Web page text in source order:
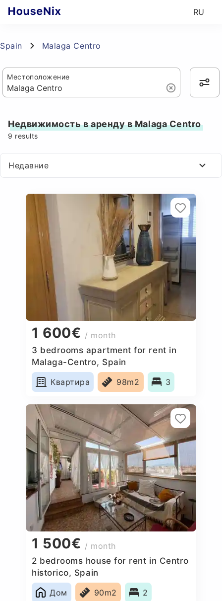
RU
Spain Malaga Centro
Местоположение
Недвижимость в аренду в Malaga Centro
9 results
Недавние
1 600€ / month
3 bedrooms apartment for rent in
Malaga-Centro, Spain
Квартира
98m2 3
1 500€ / month
2 bedrooms house for rent in Centro
historico, Spain
Дом
90m2 2